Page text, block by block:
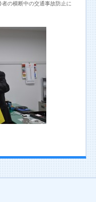
の横断中の交通事故防止に